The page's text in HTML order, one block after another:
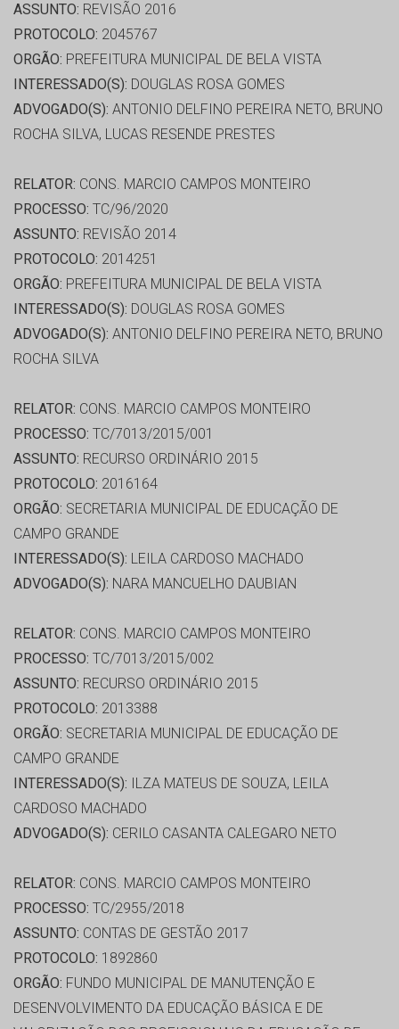
ASSUNTO: REVISÃO 2016
PROTOCOLO: 2045767
ORGÃO: PREFEITURA MUNICIPAL DE BELA VISTA
INTERESSADO(S): DOUGLAS ROSA GOMES
ADVOGADO(S): ANTONIO DELFINO PEREIRA NETO, BRUNO
ROCHA SILVA, LUCAS RESENDE PRESTES
RELATOR: CONS. MARCIO CAMPOS MONTEIRO
PROCESSO: TC/96/2020
ASSUNTO: REVISÃO 2014
PROTOCOLO: 2014251
ORGÃO: PREFEITURA MUNICIPAL DE BELA VISTA
INTERESSADO(S): DOUGLAS ROSA GOMES
ADVOGADO(S): ANTONIO DELFINO PEREIRA NETO, BRUNO
ROCHA SILVA
RELATOR: CONS. MARCIO CAMPOS MONTEIRO
PROCESSO: TC/7013/2015/001
ASSUNTO: RECURSO ORDINÁRIO 2015
PROTOCOLO: 2016164
ORGÃO: SECRETARIA MUNICIPAL DE EDUCAÇÃO DE
CAMPO GRANDE
INTERESSADO(S): LEILA CARDOSO MACHADO
ADVOGADO(S): NARA MANCUELHO DAUBIAN
RELATOR: CONS. MARCIO CAMPOS MONTEIRO
PROCESSO: TC/7013/2015/002
ASSUNTO: RECURSO ORDINÁRIO 2015
PROTOCOLO: 2013388
ORGÃO: SECRETARIA MUNICIPAL DE EDUCAÇÃO DE
CAMPO GRANDE
INTERESSADO(S): ILZA MATEUS DE SOUZA, LEILA
CARDOSO MACHADO
ADVOGADO(S): CERILO CASANTA CALEGARO NETO
RELATOR: CONS. MARCIO CAMPOS MONTEIRO
PROCESSO: TC/2955/2018
ASSUNTO: CONTAS DE GESTÃO 2017
PROTOCOLO: 1892860
ORGÃO: FUNDO MUNICIPAL DE MANUTENÇÃO E
DESENVOLVIMENTO DA EDUCAÇÃO BÁSICA E DE